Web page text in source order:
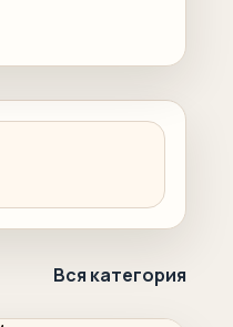
Вся категория